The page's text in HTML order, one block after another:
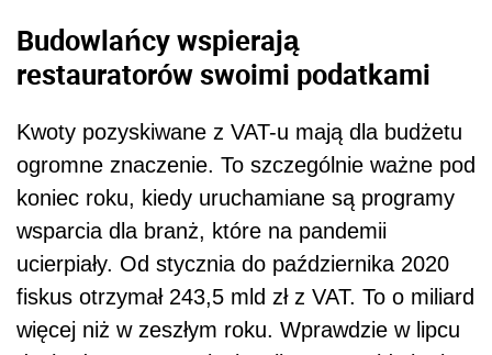
Budowlańcy wspierają
restauratorów swoimi podatkami
Kwoty pozyskiwane z VAT-u mają dla budżetu
ogromne znaczenie. To szczególnie ważne pod
koniec roku, kiedy uruchamiane są programy
wsparcia dla branż, które na pandemii
ucierpiały. Od stycznia do października 2020
fiskus otrzymał 243,5 mld zł z VAT. To o miliard
więcej niż w zeszłym roku. Wprawdzie w lipcu